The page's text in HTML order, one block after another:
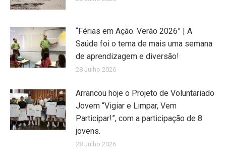
“Férias em Ação. Verão 2026” | A
Saúde foi o tema de mais uma semana
de aprendizagem e diversão!
28 Julho 2026
Arrancou hoje o Projeto de Voluntariado
Jovem “Vigiar e Limpar, Vem
Participar!”, com a participação de 8
jovens.
28 Julho 2026